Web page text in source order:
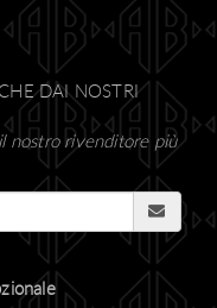
DAI NOSTRI
nostro rivenditore più